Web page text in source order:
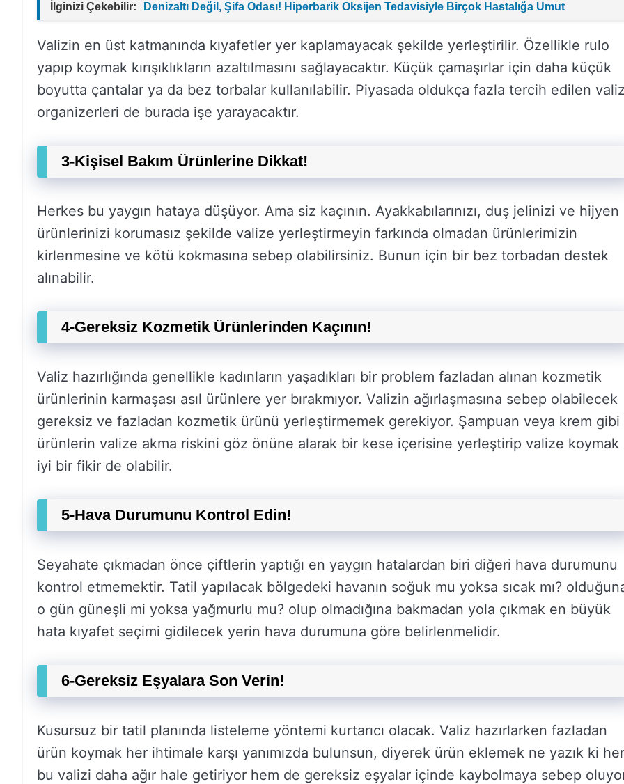
İlginizi Çekebilir: Denizaltı Değil, Şifa Odası! Hiperbarik Oksijen Tedavisiyle Birçok Hastalığa Umut
Valizin en üst katmanında kıyafetler yer kaplamayacak şekilde yerleştirilir. Özellikle rulo
yapıp koymak kırışıklıkların azaltılmasını sağlayacaktır. Küçük çamaşırlar için daha küçük
boyutta çantalar ya da bez torbalar kullanılabilir. Piyasada oldukça fazla tercih edilen
organizerleri de burada işe yarayacaktır.
3-Kişisel Bakım Ürünlerine Dikkat!
Herkes bu yaygın hataya düşüyor. Ama siz kaçının. Ayakkabılarınızı, duş jelinizi ve hijyen
ürünlerinizi korumasız şekilde valize yerleştirmeyin farkında olmadan ürünlerimizin
kirlenmesine ve kötü kokmasına sebep olabilirsiniz. Bunun için bir bez torbadan destek
alınabilir.
4-Gereksiz Kozmetik Ürünlerinden Kaçının!
Valiz hazırlığında genellikle kadınların yaşadıkları bir problem fazladan alınan kozmetik
ürünlerinin karmaşası asıl ürünlere yer bırakmıyor. Valizin ağırlaşmasına sebep olabilecek
gereksiz ve fazladan kozmetik ürünü yerleştirmemek gerekiyor. Şampuan veya krem gibi
ürünlerin valize akma riskini göz önüne alarak bir kese içerisine yerleştirip valize koymak
iyi bir fikir de olabilir.
5-Hava Durumunu Kontrol Edin!
Seyahate çıkmadan önce çiftlerin yaptığı en yaygın hatalardan biri diğeri hava durumunu
kontrol etmemektir. Tatil yapılacak bölgedeki havanın soğuk mu yoksa sıcak mı?
o gün güneşli mi yoksa yağmurlu mu? olup olmadığına bakmadan yola çıkmak en büyük
hata kıyafet seçimi gidilecek yerin hava durumuna göre belirlenmelidir.
6-Gereksiz Eşyalara Son Verin!
Kusursuz bir tatil planında listeleme yöntemi kurtarıcı olacak. Valiz hazırlarken fazladan
ürün koymak her ihtimale karşı yanımızda bulunsun, diyerek ürün eklemek ne yazık ki
bu valizi daha ağır hale getiriyor hem de gereksiz eşyalar içinde kaybolmaya sebep